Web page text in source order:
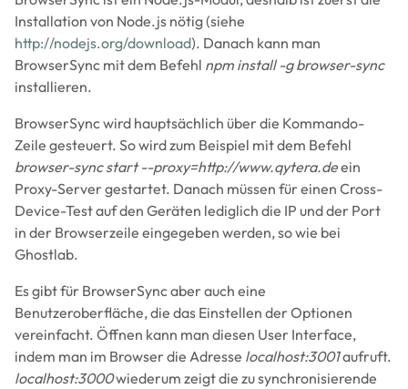
Installation von Node.js nötig (siehe
http://nodejs.org/download). Danach kann man
BrowserSync mit dem Befehl npm install -g browser-sync
installieren.
BrowserSync wird hauptsächlich über die Kommando-
Zeile gesteuert. So wird zum Beispiel mit dem Befehl
browser-sync start --proxy=http://www.qytera.deein
Proxy-Server gestartet. Danach müssen für einen Cross-
Device-Test auf den Geräten lediglich die IP und der Port
in der Browserzeile eingegeben werden, so wie bei
Ghostlab.
Es gibt für BrowserSync aber auch eine
Benutzeroberfläche, die das Einstellen der Optionen
vereinfacht. Öffnen kann man diesen User Interface,
indem man im Browser die Adresse localhost:3001aufruft.
localhost:3000wiederum zeigt die zu synchronisierende